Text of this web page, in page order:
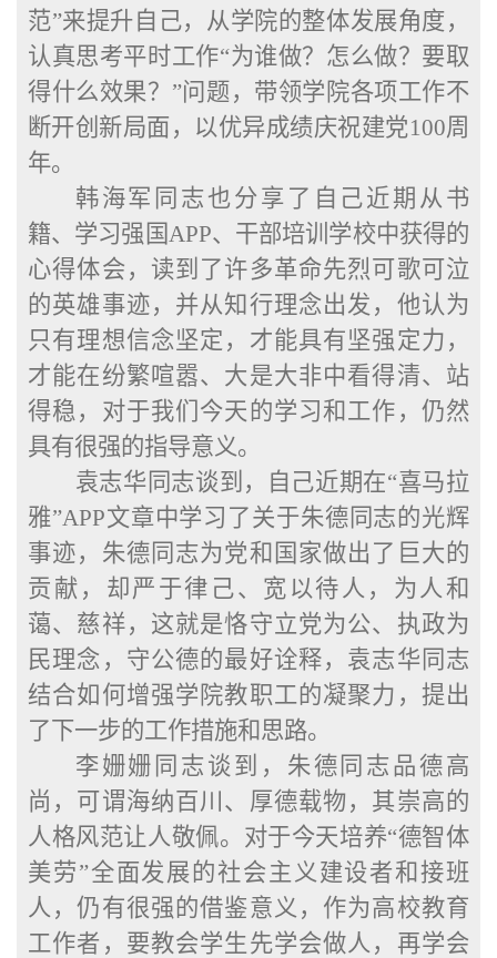
范”来提升自己，从学院的整体发展角度，
认真思考平时工作“为谁做？怎么做？要取
得什么效果？”问题，带领学院各项工作不
断开创新局面，以优异成绩庆祝建党100周
年。
韩海军同志也分享了自己近期从书
籍、学习强国APP、干部培训学校中获得的
心得体会，读到了许多革命先烈可歌可泣
的英雄事迹，并从知行理念出发，他认为
只有理想信念坚定，才能具有坚强定力，
才能在纷繁喧嚣、大是大非中看得清、站
得稳，对于我们今天的学习和工作，仍然
具有很强的指导意义。
袁志华同志谈到，自己近期在“喜马拉
雅”APP文章中学习了关于朱德同志的光辉
事迹，朱德同志为党和国家做出了巨大的
贡献，却严于律己、宽以待人，为人和
蔼、慈祥，这就是恪守立党为公、执政为
民理念，守公德的最好诠释，袁志华同志
结合如何增强学院教职工的凝聚力，提出
了下一步的工作措施和思路。
李姗姗同志谈到，朱德同志品德高
尚，可谓海纳百川、厚德载物，其崇高的
人格风范让人敬佩。对于今天培养“德智体
美劳”全面发展的社会主义建设者和接班
人，仍有很强的借鉴意义，作为高校教育
工作者，要教会学生先学会做人，再学会